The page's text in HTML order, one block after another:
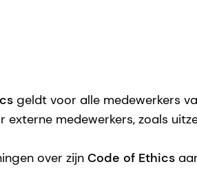
geldt voor alle medewerkers
externe medewerkers, zoals
over zijn Code of Ethics